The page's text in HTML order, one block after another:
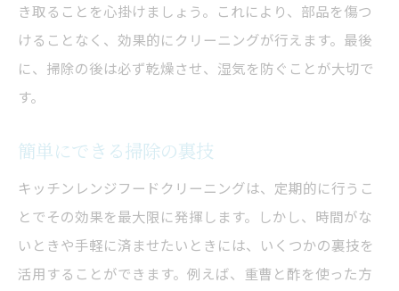
き取ることを心掛けましょう。これにより、部品を傷つ
けることなく、効果的にクリーニングが行えます。最後
に、掃除の後は必ず乾燥させ、湿気を防ぐことが大切で
す。
簡単にできる掃除の裏技
キッチンレンジフードクリーニングは、定期的に行うこ
とでその効果を最大限に発揮します。しかし、時間がな
いときや手軽に済ませたいときには、いくつかの裏技を
活用することができます。例えば、重曹と酢を使った方